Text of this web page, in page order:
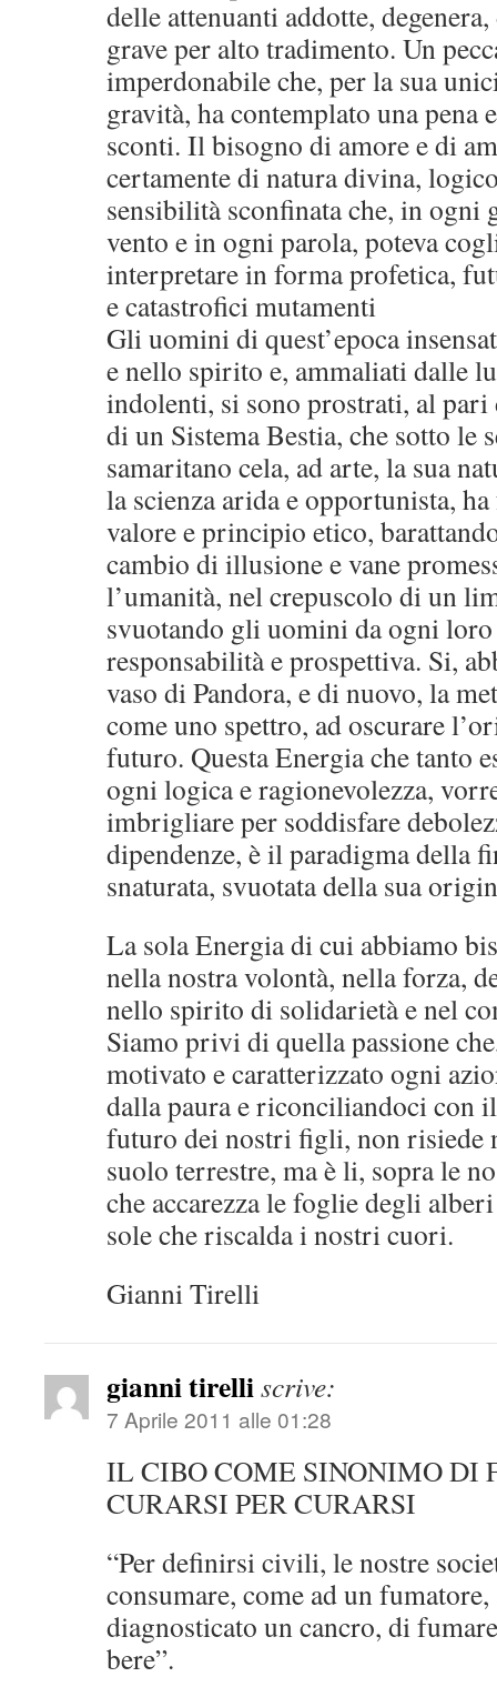
delle attenuanti addotte,
grave per alto tradimento. Un
imperdonabile che, per la sua
gravità, ha contemplato una pena
sconti. Il bisogno di amore e di
certamente di natura divina,
sensibilità sconfinata che, in ogni
vento e in ogni parola, poteva
interpretare in forma profetica,
e catastrofici mutamenti
Gli uomini di quest’epoca
e nello spirito e, ammaliati dalle
indolenti, si sono prostrati, al
di un Sistema Bestia, che sotto le
samaritano cela, ad arte, la sua
la scienza arida e opportunista,
valore e principio etico,
cambio di illusione e vane
l’umanità, nel crepuscolo di un
svuotando gli uomini da ogni
responsabilità e prospettiva. Si,
vaso di Pandora, e di nuovo, la
come uno spettro, ad oscurare
futuro. Questa Energia che tanto
ogni logica e ragionevolezza,
imbrigliare per soddisfare
dipendenze, è il paradigma della
snaturata, svuotata della sua
La sola Energia di cui abbiamo
nella nostra volontà, nella forza,
nello spirito di solidarietà e nel
Siamo privi di quella passione
motivato e caratterizzato ogni
dalla paura e riconciliandoci con
futuro dei nostri figli, non risiede
suolo terrestre, ma è li, sopra le
che accarezza le foglie degli
sole che riscalda i nostri cuori.
Gianni Tirelli
gianni tirelliscrive:
7 Aprile 2011 alle 01:28
IL CIBO COME SINONIMO DI
CURARSI PER CURARSI
“Per definirsi civili, le nostre
consumare, come ad un fumatore,
diagnosticato un cancro, di
bere”.